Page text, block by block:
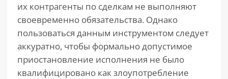
их контрагенты по сделкам не выполняют
своевременно обязательства. Однако
пользоваться данным инструментом следует
аккуратно, чтобы формально допустимое
приостановление исполнения не было
квалифицировано как злоупотребление